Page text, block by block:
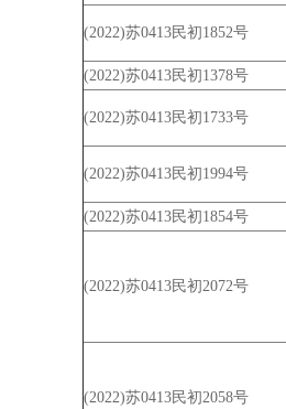
(2022)苏0413民初1852号
(2022)苏0413民初1378号
(2022)苏0413民初1733号
(2022)苏0413民初1994号
(2022)苏0413民初1854号
(2022)苏0413民初2072号
(2022)苏0413民初2058号